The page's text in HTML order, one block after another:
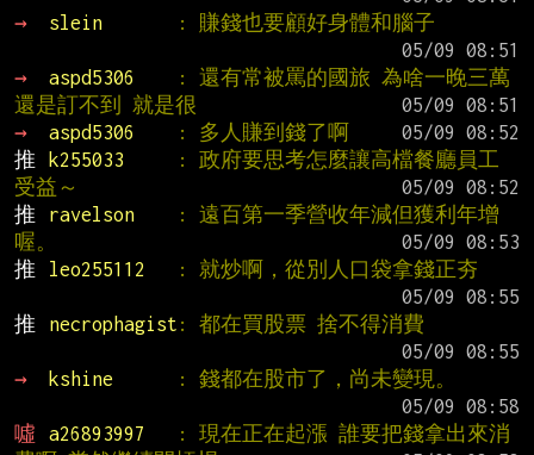
→
slein
: 賺錢也要顧好身體和腦子
→
aspd5306
: 還有常被罵的國旅 為啥一晚三萬
還是訂不到 就是很
→
aspd5306 : 多人賺到錢了啊
推
k255033
: 政府要思考怎麼讓高檔餐廳員工
受益～
推
ravelson
: 遠百第一季營收年減但獲利年增
喔。
推
leo255112
: 就炒啊，從別人口袋拿錢正夯
推
necrophagist : 都在買股票 捨不得消費
→
kshine
: 錢都在股市了，尚未變現。
噓
a26893997
: 現在正在起漲 誰要把錢拿出來消